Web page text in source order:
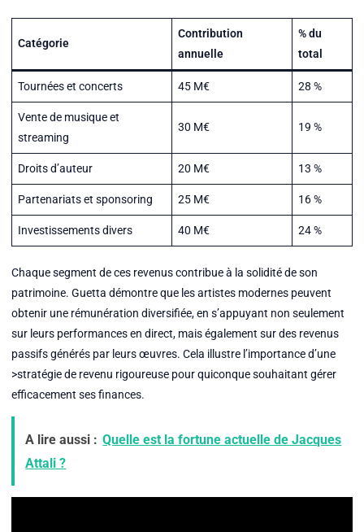
Catégorie
Contribution
annuelle
% du
total
Tournées et concerts 45 M€ 28 %
Vente de musique et
streaming
30 M€ 19 %
Droits d’auteur 20 M€ 13 %
Partenariats et sponsoring 25 M€ 16 %
Investissements divers 40 M€ 24 %
Chaque segment de ces revenus contribue à la solidité de son
patrimoine. Guetta démontre que les artistes modernes peuvent
obtenir une rémunération diversifiée, en s’appuyant non seulement
sur leurs performances en direct, mais également sur des revenus
passifs générés par leurs œuvres. Cela illustre l’importance d’une
>stratégie de revenu rigoureuse pour quiconque souhaitant gérer
efficacement ses finances.
A lire aussi : Quelle est la fortune actuelle de Jacques
Attali ?